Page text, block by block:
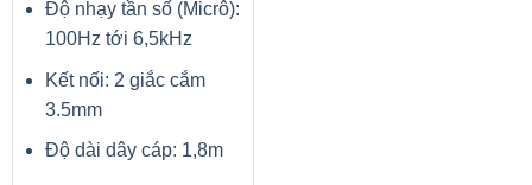
Độ nhạy tần số (Micrô):
100Hz tới 6,5kHz
Kết nối: 2 giắc cắm
3.5mm
Độ dài dây cáp: 1,8m